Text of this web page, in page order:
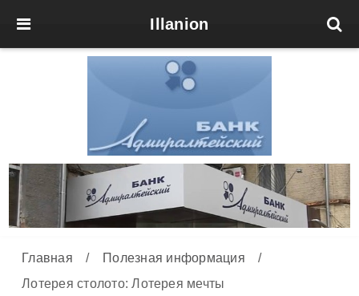
Illanion
Главная / Полезная информация
/
Лотерея столото: Лотерея мечты